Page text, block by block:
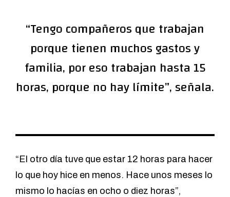
“Tengo compañeros que trabajan
porque tienen muchos gastos y
familia, por eso trabajan hasta 15
horas, porque no hay límite”, señala.
“El otro día tuve que estar 12 horas para hacer
lo que hoy hice en menos. Hace unos meses lo
mismo lo hacías en ocho o diez horas”,